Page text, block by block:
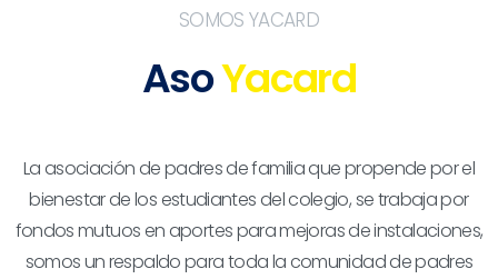
SOMOS YACARD
AsoYacard
La asociación de padres de familia que propende por el
bienestar de los estudiantes del colegio, se trabaja por
fondos mutuos en aportes para mejoras de instalaciones,
somos un respaldo para toda la comunidad de padres